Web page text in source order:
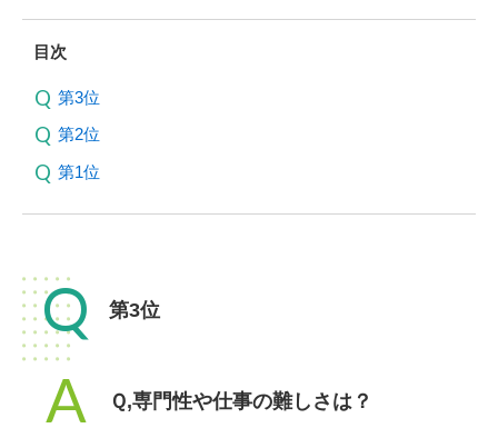
目次
第3位
第2位
第1位
Q 第3位
A Ｑ,専門性や仕事の難しさは？